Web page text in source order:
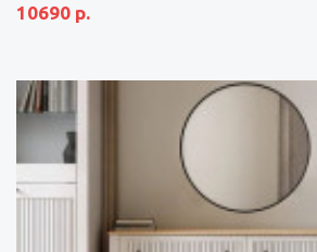
10690 р.